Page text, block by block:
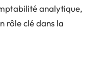
analytique,
rôle clé dans la